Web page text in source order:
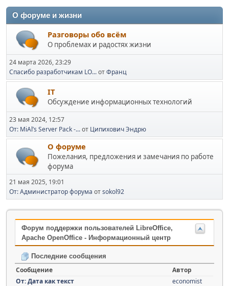
О форуме и жизни
Разговоры обо всём
О проблемах и радостях жизни
24 марта 2026, 23:29
Спасибо разработчикам LO...отФранц
IT
Обсуждение информационных технологий
23 мая 2024, 12:57
От: MiAl’s Server Pack -...от Ципихович Эндрю
О форуме
Пожелания, предложения и замечания по работе
форума
21 мая 2025, 19:01
От: Администратор форума отsokol92
Форум поддержки пользователей LibreOffice,
Apache OpenOffice - Информационный центр
Последние сообщения
Сообщение
Автор
От: Дата как текст
economist